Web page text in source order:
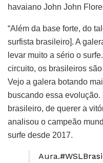
havaiano John John
“Além da base forte, do
surfista brasileiro]. A
levar muito a sério o
circuito, os brasileiros
Vejo a galera botando
buscando essa
brasileiro, de querer a
analisou o campeão
surfe desde 2017.
Aura.